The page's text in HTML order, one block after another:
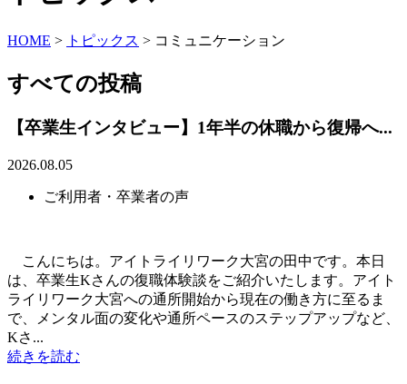
HOME > トピックス > コミュニケーション
すべての投稿
【卒業生インタビュー】1年半の休職から復帰へ...
2026.08.05
ご利用者・卒業者の声
こんにちは。アイトライリワーク大宮の田中です。本日
は、卒業生Kさんの復職体験談をご紹介いたします。アイト
ライリワーク大宮への通所開始から現在の働き方に至るま
で、メンタル面の変化や通所ペースのステップアップなど、
Kさ...
続きを読む